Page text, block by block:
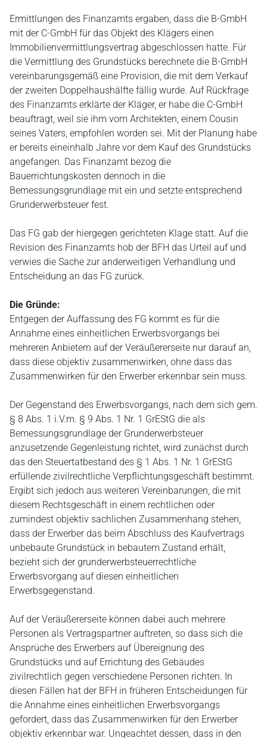
Ermittlungen des Finanzamts ergaben, dass die B-GmbH
mit der C-GmbH für das Objekt des Klägers einen
Immobilienvermittlungsvertrag abgeschlossen hatte. Für
die Vermittlung des Grundstücks berechnete die B-GmbH
vereinbarungsgemäß eine Provision, die mit dem Verkauf
der zweiten Doppelhaushälfte fällig wurde. Auf Rückfrage
des Finanzamts erklärte der Kläger, er habe die C-GmbH
beauftragt, weil sie ihm vom Architekten, einem Cousin
seines Vaters, empfohlen worden sei. Mit der Planung habe
er bereits eineinhalb Jahre vor dem Kauf des Grundstücks
angefangen. Das Finanzamt bezog die
Bauerrichtungskosten dennoch in die
Bemessungsgrundlage mit ein und setzte entsprechend
Grunderwerbsteuer fest.
Das FG gab der hiergegen gerichteten Klage statt. Auf die
Revision des Finanzamts hob der BFH das Urteil auf und
verwies die Sache zur anderweitigen Verhandlung und
Entscheidung an das FG zurück.
Die Gründe:
Entgegen der Auffassung des FG kommt es für die
Annahme eines einheitlichen Erwerbsvorgangs bei
mehreren Anbietern auf der Veräußererseite nur darauf an,
dass diese objektiv zusammenwirken, ohne dass das
Zusammenwirken für den Erwerber erkennbar sein muss.
Der Gegenstand des Erwerbsvorgangs, nach dem sich gem.
§ 8 Abs. 1 i.V.m. § 9 Abs. 1 Nr. 1 GrEStG die als
Bemessungsgrundlage der Grunderwerbsteuer
anzusetzende Gegenleistung richtet, wird zunächst durch
das den Steuertatbestand des § 1 Abs. 1 Nr. 1 GrEStG
erfüllende zivilrechtliche Verpflichtungsgeschäft bestimmt.
Ergibt sich jedoch aus weiteren Vereinbarungen, die mit
diesem Rechtsgeschäft in einem rechtlichen oder
zumindest objektiv sachlichen Zusammenhang stehen,
dass der Erwerber das beim Abschluss des Kaufvertrags
unbebaute Grundstück in bebautem Zustand erhält,
bezieht sich der grunderwerbsteuerrechtliche
Erwerbsvorgang auf diesen einheitlichen
Erwerbsgegenstand.
Auf der Veräußererseite können dabei auch mehrere
Personen als Vertragspartner auftreten, so dass sich die
Ansprüche des Erwerbers auf Übereignung des
Grundstücks und auf Errichtung des Gebäudes
zivilrechtlich gegen verschiedene Personen richten. In
diesen Fällen hat der BFH in früheren Entscheidungen für
die Annahme eines einheitlichen Erwerbsvorgangs
gefordert, dass das Zusammenwirken für den Erwerber
objektiv erkennbar war. Ungeachtet dessen, dass in den